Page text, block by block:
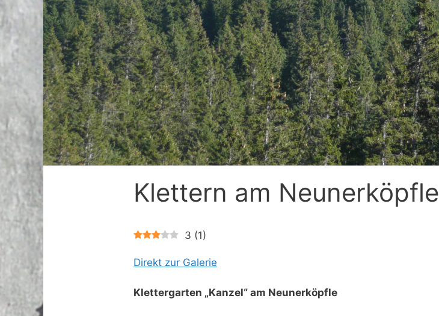
Klettern am Neunerköpfle
3 (1)
Direkt zur Galerie
Klettergarten „Kanzel“ am Neunerköpfle